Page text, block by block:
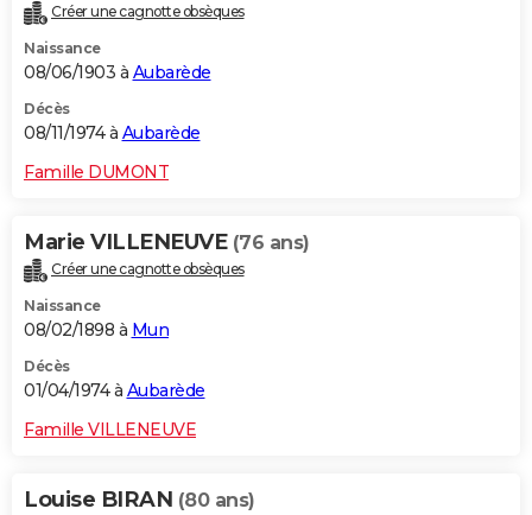
Créer une cagnotte obsèques
Naissance
08/06/1903 à Aubarède
Décès
08/11/1974 à Aubarède
Famille DUMONT
Marie VILLENEUVE (76 ans)
Créer une cagnotte obsèques
Naissance
08/02/1898 à Mun
Décès
01/04/1974 à Aubarède
Famille VILLENEUVE
Louise BIRAN (80 ans)